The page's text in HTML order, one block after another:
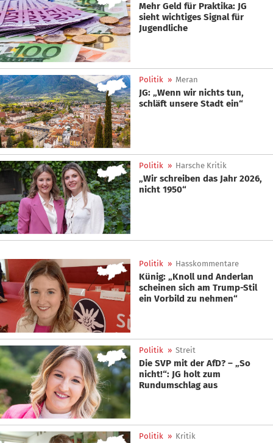
Mehr Geld für Praktika: JG
sieht wichtiges Signal für
Jugendliche
Politik » Meran
JG: „Wenn wir nichts tun,
schläft unsere Stadt ein“
Politik » Harsche Kritik
„Wir schreiben das Jahr 2026,
nicht 1950“
Politik » Hasskommentare
Künig: „Knoll und Anderlan
scheinen sich am Trump-Stil
ein Vorbild zu nehmen“
Politik » Streit
Die SVP mit der AfD? – „So
nicht!“: JG holt zum
Rundumschlag aus
Politik » Kritik